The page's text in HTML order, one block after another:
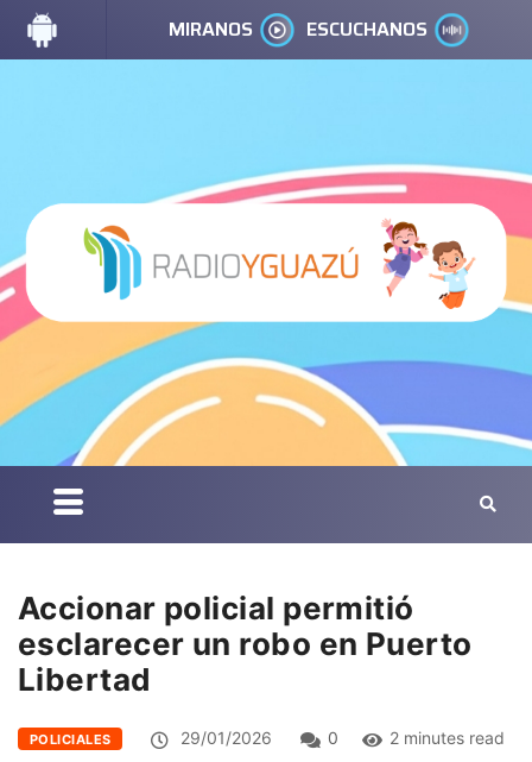
MIRANOS ESCUCHANOS
Accionar policial permitió
esclarecer un robo en Puerto
Libertad
POLICIALES 29/01/2026 0 2 minutes read